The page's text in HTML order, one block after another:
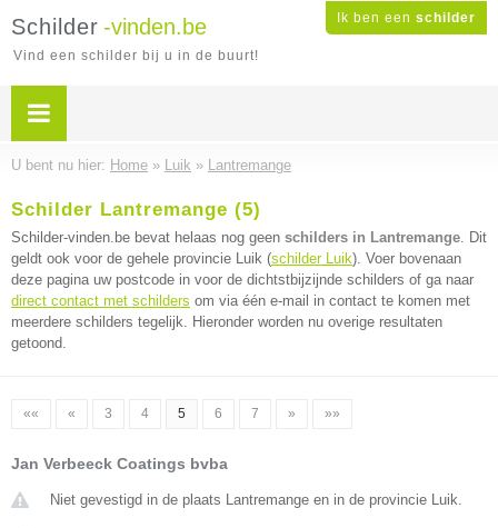
Ik ben een schilder
Schilder -vinden.be
Vind een schilder bij u in de buurt!
U bent nu hier: Home » Luik » Lantremange
Schilder Lantremange (5)
Schilder-vinden.be bevat helaas nog geen schilders in Lantremange. Dit
geldt ook voor de gehele provincie Luik (schilder Luik). Voer bovenaan
deze pagina uw postcode in voor de dichtstbijzijnde schilders of ga naar
direct contact met schilders om via één e-mail in contact te komen met
meerdere schilders tegelijk. Hieronder worden nu overige resultaten
getoond.
«« « 3 4 5 6 7 » »»
Jan Verbeeck Coatings bvba
Niet gevestigd in de plaats Lantremange en in de provincie Luik.